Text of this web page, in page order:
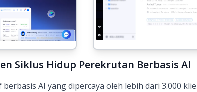
Siklus Hidup Perekrutan Berbasis AI
AI yang dipercaya oleh lebih dari 3.000